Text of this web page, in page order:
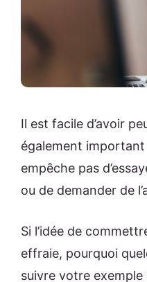
Il est facile d’avoir
également
empêche pas
ou de demander de
Si l’idée de
effraie, pourquoi
suivre votre exemple